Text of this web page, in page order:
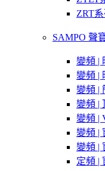
ZRT
SAMPO 聲
變頻 |
變頻 |
變頻 |
變頻 |
變頻 |
變頻 |
變頻 |
定頻 |